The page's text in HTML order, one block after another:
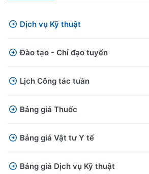
Dịch vụ Kỹ thuật
Đào tạo - Chỉ đạo tuyến
Lịch Công tác tuần
Bảng giá Thuốc
Bảng giá Vật tư Y tế
Bảng giá Dịch vụ Kỹ thuật